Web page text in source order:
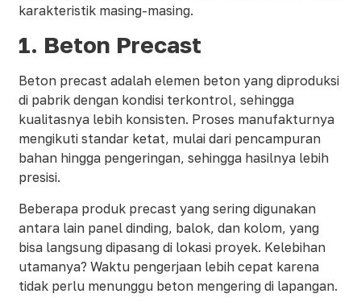
karakteristik masing-masing.
1. Beton Precast
Beton precast adalah elemen beton yang diproduksi
di pabrik dengan kondisi terkontrol, sehingga
kualitasnya lebih konsisten. Proses manufakturnya
mengikuti standar ketat, mulai dari pencampuran
bahan hingga pengeringan, sehingga hasilnya lebih
presisi.
Beberapa produk precast yang sering digunakan
antara lain panel dinding, balok, dan kolom, yang
bisa langsung dipasang di lokasi proyek. Kelebihan
utamanya? Waktu pengerjaan lebih cepat karena
tidak perlu menunggu beton mengering di lapangan.